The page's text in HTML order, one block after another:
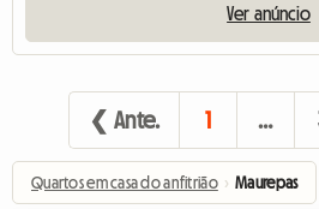
Ver anúncio
❮ Ante. 1 …
Quartos em casa do anfitrião › Maurepas